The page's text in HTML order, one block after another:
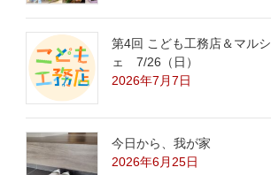
第4回 こども工務店＆マルシ
ェ 7/26（日）
2026年7月7日
今日から、我が家
2026年6月25日